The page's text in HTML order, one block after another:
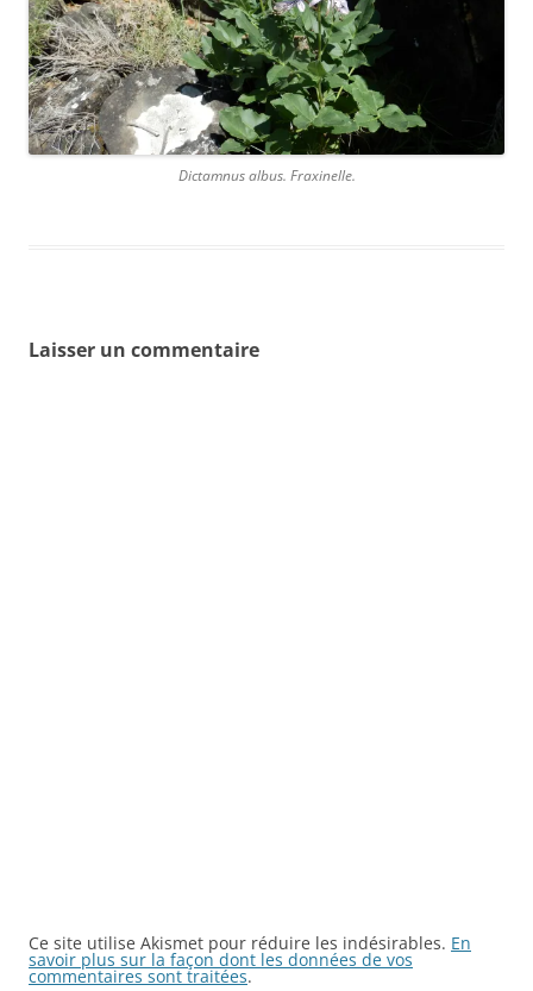
Dictamnus albus. Fraxinelle.
Laisser un commentaire
Ce site utilise Akismet pour réduire les indésirables. En
savoir plus sur la façon dont les données de vos
commentaires sont traitées.